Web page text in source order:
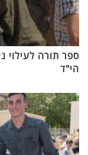
ספר תורה לעילוי
הי"ד